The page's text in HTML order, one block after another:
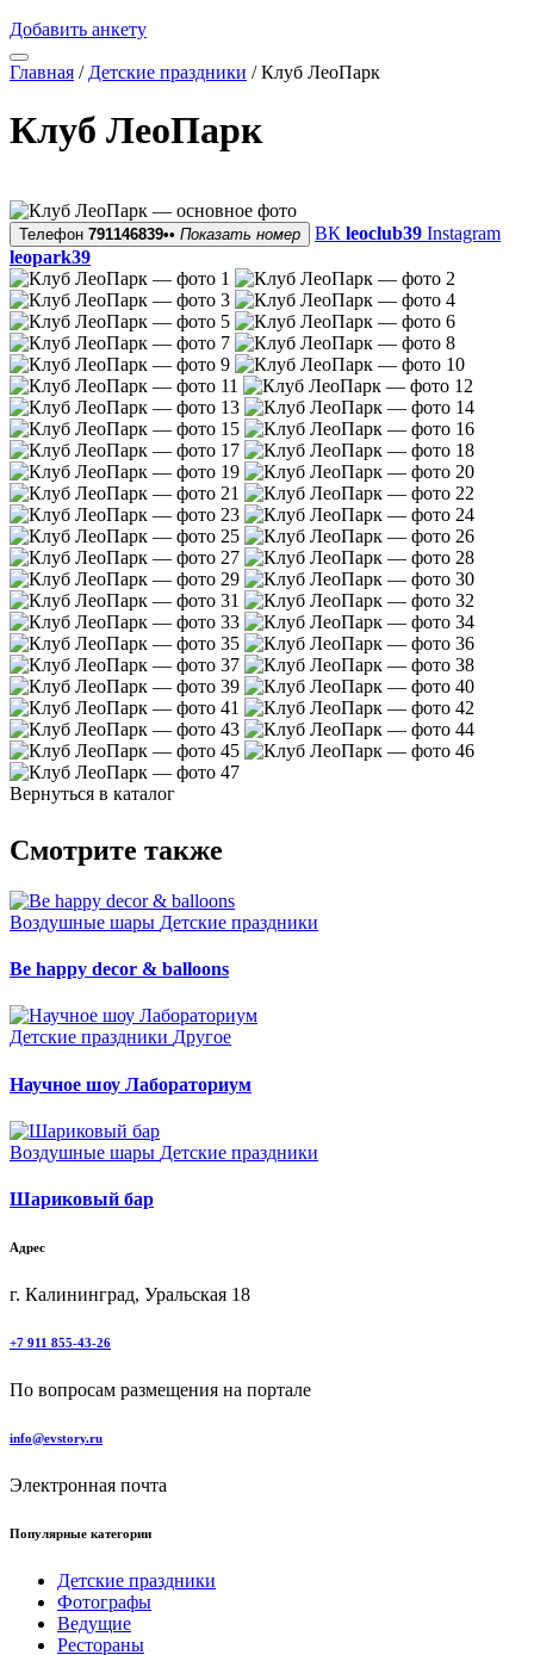
Добавить анкету
Главная / Детские праздники / Клуб ЛеоПарк
Клуб ЛеоПарк
Телефон 791146839•• Показать номер ВК leoclub39 Instagram
leopark39
Вернуться в каталог
Смотрите также
Воздушные шары Детские праздники
Be happy decor & balloons
Детские праздники Другое
Научное шоу Лабораториум
Воздушные шары Детские праздники
Шариковый бар
Адрес
г. Калининград, Уральская 18
+7 911 855-43-26
По вопросам размещения на портале
info@evstory.ru
Электронная почта
Популярные категории
Детские праздники
Фотографы
Ведущие
Рестораны